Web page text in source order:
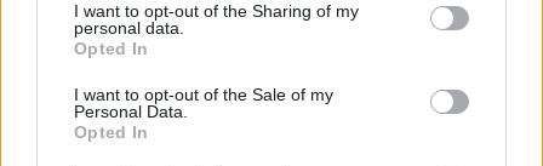
I want to opt-out of the Sharing of my
personal data.
Opted In
I want to opt-out of the Sale of my
Personal Data.
Opted In